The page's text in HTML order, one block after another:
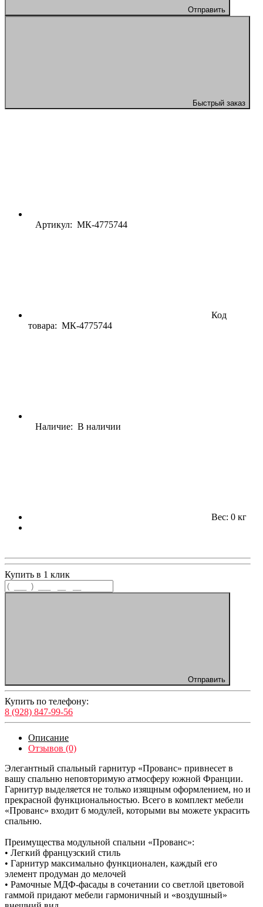
Отправить
Быстрый заказ
Артикул: МК-4775744
Код
товара: МК-4775744
Наличие: В наличии
Вес: 0 кг
Купить в 1 клик
Отправить
Купить по телефону:
8 (928) 847-99-56
Описание
Отзывов (0)
Элегантный спальный гарнитур «Прованс» привнесет в
вашу спальню неповторимую атмосферу южной Франции.
Гарнитур выделяется не только изящным оформлением, но и
прекрасной функциональностью. Всего в комплект мебели
«Прованс» входит 6 модулей, которыми вы можете украсить
спальню.
Преимущества модульной спальни «Прованс»:
• Легкий французский стиль
• Гарнитур максимально функционален, каждый его
элемент продуман до мелочей
• Рамочные МДФ-фасады в сочетании со светлой цветовой
гаммой придают мебели гармоничный и «воздушный»